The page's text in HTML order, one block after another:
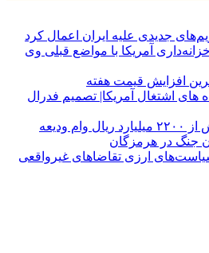
جدیدی علیه ایران اعمال کرد
آمریکا با مواضع قبلی وی
افزایش قیمت هفته
های اشتغال آمریکا| تصمیم فدرال
تسهیل در پرداخت بیش از ۲۲۰۰ میلیارد ریال وام ودیعه
جنگ در هرمزگان
ارزی تقاضاهای غیرواقعی